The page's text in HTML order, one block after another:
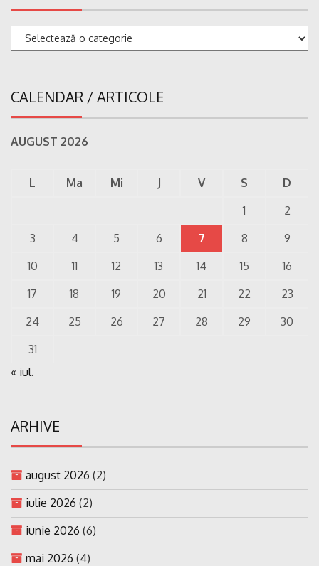
Categorii
CALENDAR / ARTICOLE
AUGUST 2026
L Ma Mi J V S
D
1
2
3
4 5 6 7 8
9
10
11 12 13 14 15
16
17
18 19 20 21 22
23
24
25 26 27 28 29
30
31
« iul.
ARHIVE
august 2026 (2)
iulie 2026 (2)
iunie 2026 (6)
mai 2026 (4)